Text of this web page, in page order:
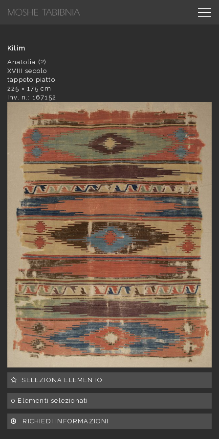
Kilim
Anatolia (?)
XVIII secolo
tappeto piatto
225 × 175 cm
Inv. n.: 167152
SELEZIONA ELEMENTO
0 Elementi selezionati
RICHIEDI INFORMAZIONI